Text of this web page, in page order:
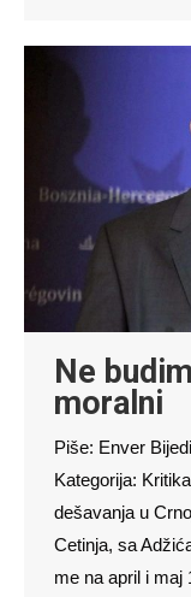
Ne
moralni
Piše: Enver
Kategorija:
dešavanja u
Cetinja, sa
me na april i maj